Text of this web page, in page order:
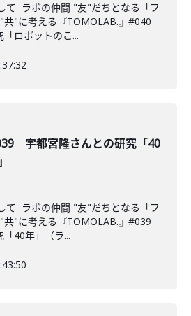
て ラボの仲間 "友"だちとなる「フ
共"に考える『TOMOLAB.』#040
ロボットのこ...
宇都宮隆さんとの研究「40
て ラボの仲間 "友"だちとなる「フ
共"に考える『TOMOLAB.』#039
40年」（ラ...